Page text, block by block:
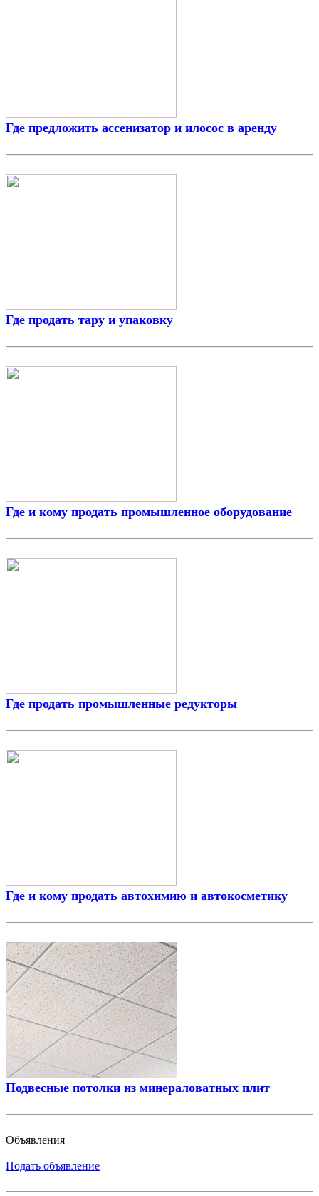
Где предложить ассенизатор и илосос в аренду
Где продать тару и упаковку
Где и кому продать промышленное оборудование
Где продать промышленные редукторы
Где и кому продать автохимию и автокосметику
Подвесные потолки из минераловатных плит
Объявления
Подать объявление